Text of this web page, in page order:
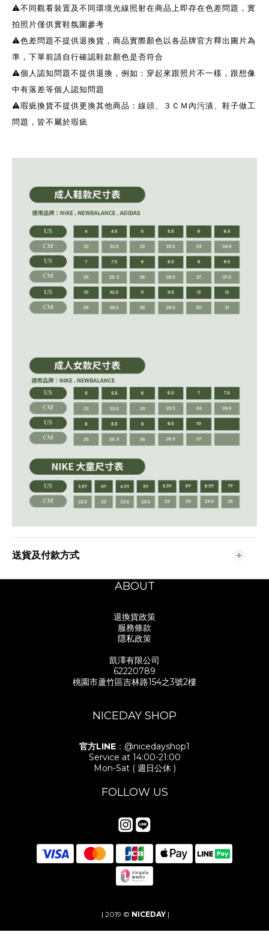
⚠️不同觀看裝置及不同環境光線照射在商品上即存在色差問題，實
拍照片僅供實鞋氛圍參考
⚠️色差問題不提供退換貨，商品實際顏色以各品牌官方釋出圖片為
準，下單前請自行確認鞋款顏色是否符合
⚠️個人認知問題不提供退換，例如：穿起來跟照片不一樣，跟想像
中有落差等個人認知問題
⚠️瑕疵換貨不提供更換其他商品：線頭、３ＣＭ內污漬、鞋子做工
問題，皆不屬於瑕疵
送貨及付款方式
ABOUT
退換貨政策
服務條款
隱私政策
凱澤有限公司
62220789
桃園市蘆竹區吉林路154之3號2樓
NICEDAY SHOP
官方LINE ：@nicedayshop1
Service at 14:00-21:00
Mon-Sat ( 週日公休 )
FOLLOW US
| 2019 © NICEDAY |